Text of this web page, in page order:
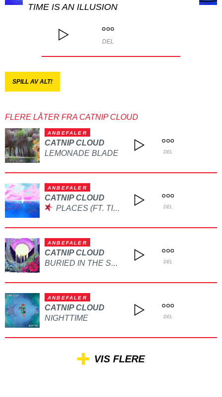
TIME IS AN ILLUSION
DEL
SPILL AV ALT!
FLERE LÅTER FRA CATNIP CLOUD
ANBEFALER
CATNIP CLOUD
LEMONADE BLADE
DEL
ANBEFALER
CATNIP CLOUD
PLACES (FT. TIRIL HOGNESTAD)
DEL
ANBEFALER
CATNIP CLOUD
BURIED IN THE SNOW DEL
ANBEFALER
CATNIP CLOUD
NIGHTTIME
DEL
VIS FLERE